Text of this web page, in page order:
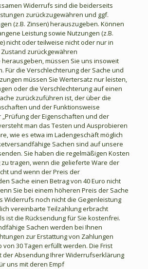
Widerrufs sind die beiderseits
zurückzugewähren und ggf.
(z.B. Zinsen) herauszugeben. Können
Leistung sowie Nutzungen (z.B.
nicht oder teilweise nicht oder nur in
zurückgewähren
müssen Sie uns insoweit
Für die Verschlechterung der Sache und
müssen Sie Wertersatz nur leisten,
oder die Verschlechterung auf einen
zurückzuführen ist, der über die
und der Funktionsweise
der Eigenschaften und der
man das Testen und Ausprobieren
wie es etwa im Ladengeschäft möglich
Sachen sind auf unsere
Sie haben die regelmäßigen Kosten
tragen, wenn die gelieferte Ware der
und wenn der Preis der
Sache einen Betrag von 40 Euro nicht
Sie bei einem höheren Preis der Sache
Widerrufs noch nicht die Gegenleistung
vereinbarte Teilzahlung erbracht
ist die Rücksendung für Sie kostenfrei.
Sachen werden bei Ihnen
zur Erstattung von Zahlungen
30 Tagen erfüllt werden. Die Frist
der Absendung Ihrer Widerrufserklärung
uns mit deren Empf